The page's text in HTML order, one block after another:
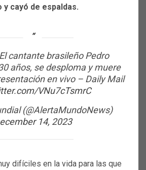
cayó de espaldas.
El cantante brasileño Pedro
años, se desploma y muere
en vivo – Daily Mail
VNu7cTsmrC
(@AlertaMundoNews)
14, 2023
difíciles en la vida para las que